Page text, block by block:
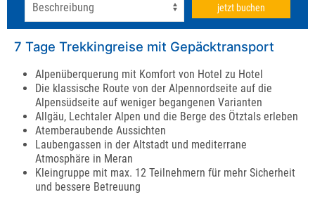
jetzt buchen
7 Tage Trekkingreise mit Gepäcktransport
Alpenüberquerung mit Komfort von Hotel zu Hotel
Die klassische Route von der Alpennordseite auf die
Alpensüdseite auf weniger begangenen Varianten
Allgäu, Lechtaler Alpen und die Berge des Ötztals erleben
Atemberaubende Aussichten
Laubengassen in der Altstadt und mediterrane
Atmosphäre in Meran
Kleingruppe mit max. 12 Teilnehmern für mehr Sicherheit
und bessere Betreuung